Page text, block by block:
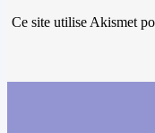
Ce site utilise Akismet